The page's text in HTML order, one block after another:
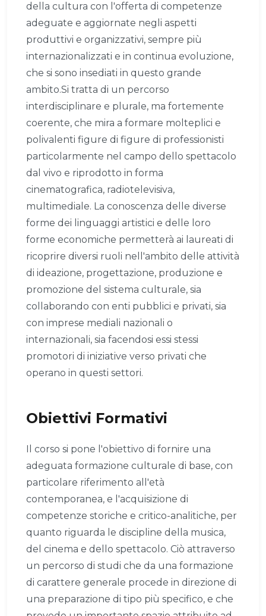
della cultura con l'offerta di competenze
adeguate e aggiornate negli aspetti
produttivi e organizzativi, sempre più
internazionalizzati e in continua evoluzione,
che si sono insediati in questo grande
ambito.Si tratta di un percorso
interdisciplinare e plurale, ma fortemente
coerente, che mira a formare molteplici e
polivalenti figure di figure di professionisti
particolarmente nel campo dello spettacolo
dal vivo e riprodotto in forma
cinematografica, radiotelevisiva,
multimediale. La conoscenza delle diverse
forme dei linguaggi artistici e delle loro
forme economiche permetterà ai laureati di
ricoprire diversi ruoli nell'ambito delle attività
di ideazione, progettazione, produzione e
promozione del sistema culturale, sia
collaborando con enti pubblici e privati, sia
con imprese mediali nazionali o
internazionali, sia facendosi essi stessi
promotori di iniziative verso privati che
operano in questi settori.
Obiettivi Formativi
Il corso si pone l'obiettivo di fornire una
adeguata formazione culturale di base, con
particolare riferimento all'età
contemporanea, e l'acquisizione di
competenze storiche e critico-analitiche, per
quanto riguarda le discipline della musica,
del cinema e dello spettacolo. Ciò attraverso
un percorso di studi che da una formazione
di carattere generale procede in direzione di
una preparazione di tipo più specifico, e che